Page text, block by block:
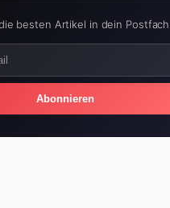
besten Artikel in dein Postfach.
Abonnieren